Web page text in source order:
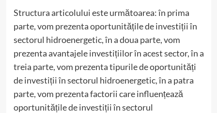
Structura articolului este următoarea: în prima
parte, vom prezenta oportunitățile de investiții în
sectorul hidroenergetic, în a doua parte, vom
prezenta avantajele investițiilor în acest sector, în a
treia parte, vom prezenta tipurile de oportunități
de investiții în sectorul hidroenergetic, în a patra
parte, vom prezenta factorii care influențează
oportunitățile de investiții în sectorul